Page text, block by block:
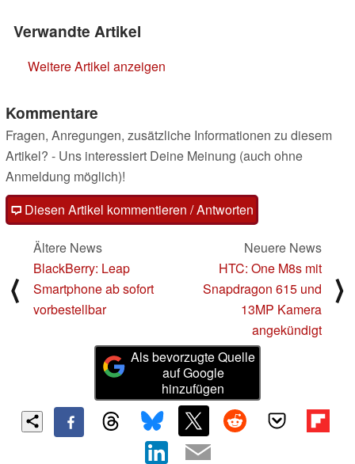
Verwandte Artikel
Weitere Artikel anzeigen
Kommentare
Fragen, Anregungen, zusätzliche Informationen zu diesem
Artikel? - Uns interessiert Deine Meinung (auch ohne
Anmeldung möglich)!
Diesen Artikel kommentieren / Antworten
⟨
Ältere News
BlackBerry: Leap
Smartphone ab sofort
vorbestellbar
Neuere News
HTC: One M8s mit
Snapdragon 615 und
13MP Kamera
angekündigt
⟩
Als bevorzugte Quelle
auf Google
hinzufügen